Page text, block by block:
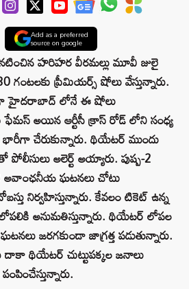
Add as a preferred
source on google
హరిహర వీరమల్లు మూవీ జులై
గంటలకు ప్రీమియర్స్ షోలు వేస్తున్నారు.
హైదరాబాద్ లోనే ఈ షోలు
అయిన ఆర్టీసీ క్రాస్ రోడ్ లోని సంధ్య
చేరుకున్నారు. థియేటర్ ముందు
అలెర్ట్ అయ్యారు. పుష్ప-2
ఘటనలు చోటు
నిర్వహిస్తున్నారు. కేవలం టికెట్ ఉన్న
అనుమతిస్తున్నారు. థియేటర్ లోపల
జరగకుండా జాగ్రత్త పడుతున్నారు.
థియేటర్ చుట్టుపక్కల జనాలు